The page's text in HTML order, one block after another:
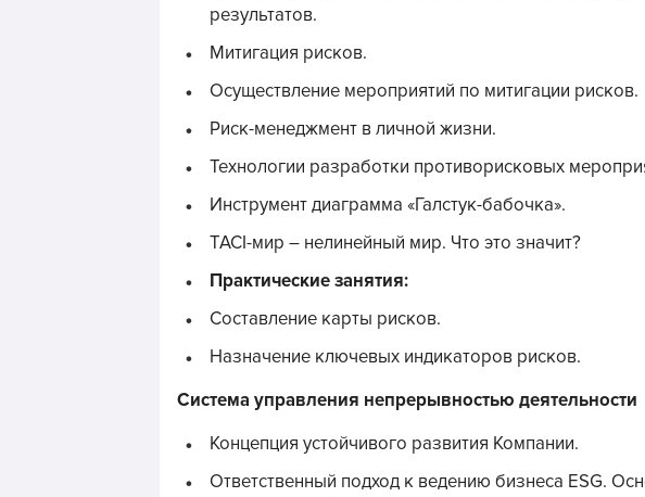
результатов.
Митигация рисков.
Осуществление мероприятий по митигации рисков.
Риск-менеджмент в личной жизни.
Технологии разработки противорисковых
Инструмент диаграмма «Галстук-бабочка».
TACI-мир – нелинейный мир. Что это значит?
Практические занятия:
Составление карты рисков.
Назначение ключевых индикаторов рисков.
Система управления непрерывностью деятельности
Концепция устойчивого развития Компании.
Ответственный подход к ведению бизнеса ESG.